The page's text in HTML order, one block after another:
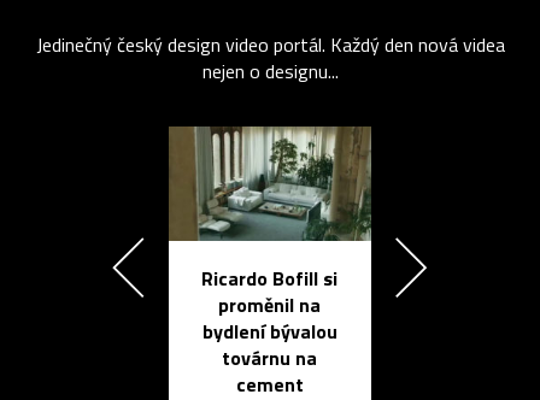
Jedinečný český design video portál. Každý den nová videa
nejen o designu...
Ricardo Bofill si
proměnil na
bydlení bývalou
továrnu na
cement